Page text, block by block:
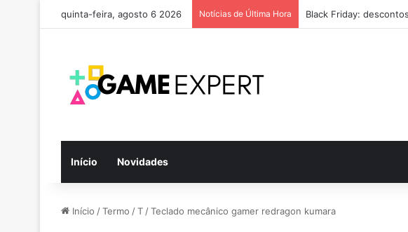
quinta-feira, agosto 6 2026 Notícias de Última Hora Black Friday:
Início Novidades
Início /Termo /T /Teclado mecânico gamer redragon kumara